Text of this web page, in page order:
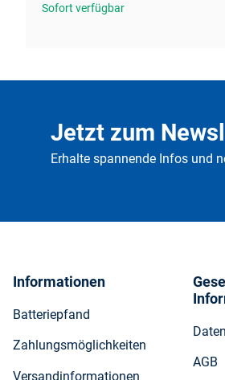
Sofort verfügbar
Jetzt zum
Erhalte spannende Infos und
Informationen
Batteriepfand
Zahlungsmöglichkeiten
Versandinformationen
AGB